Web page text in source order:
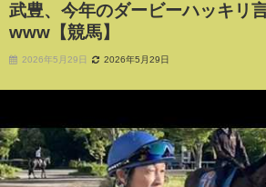
武豊、今年のダービーハッキリ
www【競馬】
2026年5月29日 2026年5月29日